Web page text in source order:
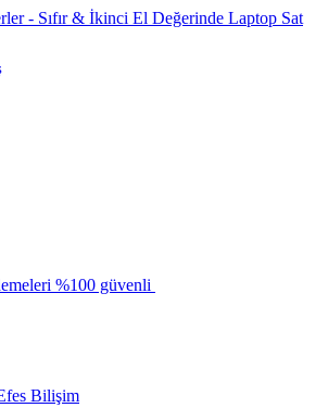
- Sıfır & İkinci El Değerinde Laptop Sat
%100 güvenli